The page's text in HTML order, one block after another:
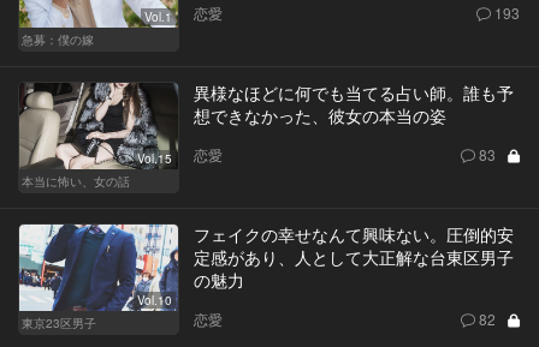
Vol.1
急募：僕の嫁
恋愛 193
Vol.15
本当に怖い、女の話
異様なほどに何でも当てる占い師。誰も予
想できなかった、彼女の本当の姿
恋愛 83
Vol.10
東京23区男子
フェイクの幸せなんて興味ない。圧倒的安
定感があり、人として大正解な台東区男子
の魅力
恋愛 82